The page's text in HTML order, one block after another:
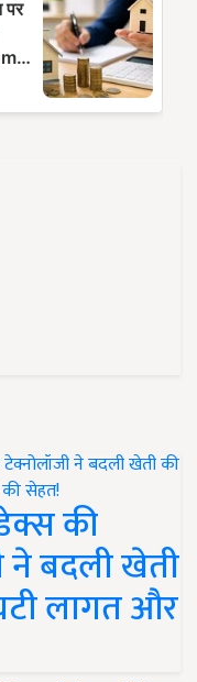
की
ने बदली खेती
लागत और